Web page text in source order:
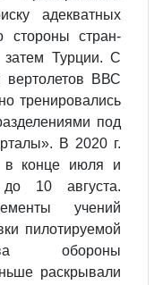
адекватных
стороны стран-
Турции. С
вертолетов ВВС
тренировались
под
В 2020 г.
в конце июля и
10 августа.
учений
пилотируемой
обороны
раскрывали